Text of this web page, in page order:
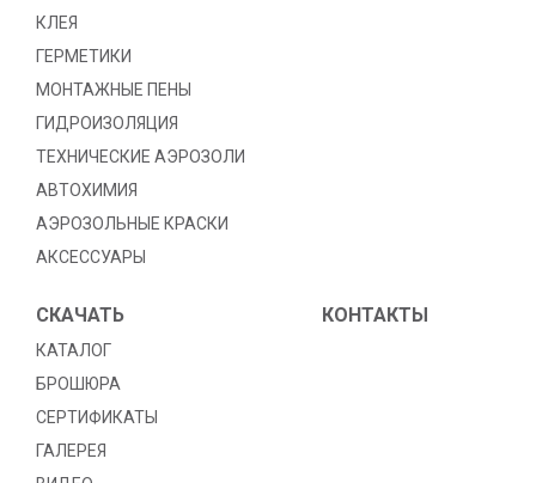
КЛЕЯ
ГЕРМЕТИКИ
МОНТАЖНЫЕ ПЕНЫ
ГИДРОИЗОЛЯЦИЯ
TЕХНИЧЕСКИЕ АЭРОЗОЛИ
АВТОХИМИЯ
АЭРОЗОЛЬНЫЕ КРАСКИ
АКСЕССУАРЫ
СКАЧАТЬ
КАТАЛОГ
БРОШЮРА
СЕРТИФИКАТЫ
ГАЛЕРЕЯ
КОНТАКТЫ